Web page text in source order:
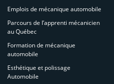
Emplois de mécanique automobile
Parcours de l’apprenti mécanicien
au Québec
Formation de mécanique
automobile
Esthétique et polissage
Automobile